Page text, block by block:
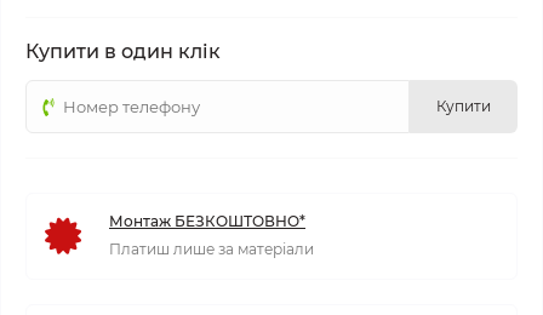
Купити в один клік
Купити
Монтаж БЕЗКОШТОВНО*
Платиш лише за матеріали